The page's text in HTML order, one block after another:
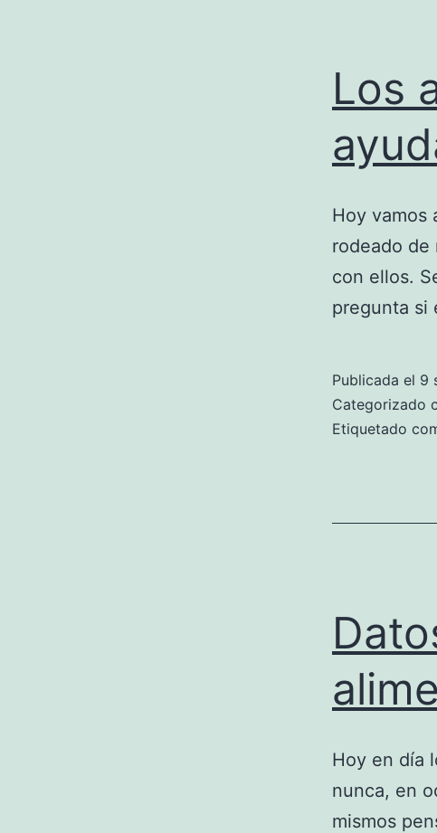
Los
Hoy vamos
rodeado de
con ellos.
pregunta si
Publicada el 9
Categorizado
Etiquetado
Hoy en día
nunca, en
mismos